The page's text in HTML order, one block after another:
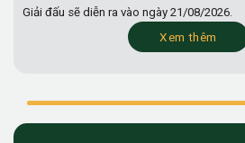
Giải đấu sẽ diễn ra vào ngày 21/08/2026.
Xem thêm